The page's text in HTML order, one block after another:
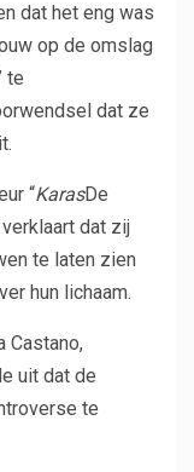
dat het eng was
op de omslag
te
dat ze
“KarasDe
dat zij
te laten zien
hun lichaam.
Castano,
uit dat de
te